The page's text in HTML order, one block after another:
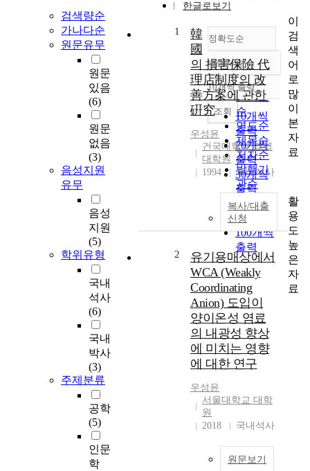
검색량순
가나다순
원문유무
원문
있음
(6)
원문
없음
(3)
음성지원
유무
음성
지원
(5)
학위유형
국내
석사
(6)
국내
박사
(3)
주제분류
공학
(5)
인문
학
한글로보기
정확도순
정확도
순
인기도
순
연도순
제목순
저자순
발행기
관순
내림차순
내림차순
10개씩 출력
10개씩
출력
20개씩
출력
30개씩
출력
50개씩
출력
100개씩
출력
조회
1
韓
國
의 損害保險 代
理店制度의 改
善方案에 관한
硏究
우성윤
건국대학교 경영
대학원
1994
국내석사
복사/대출
신청
2
유기용매상에서
WCA (Weakly
Coordinating
Anion) 도입이
양이온성 염료
의 내광성 향상
에 미치는 영향
에 대한 연구
우성윤
서울대학교 대학
원
2018
국내석사
원문보기
이
검
색
어
로
많
이
본
자
료
활
용
도
높
은
자
료